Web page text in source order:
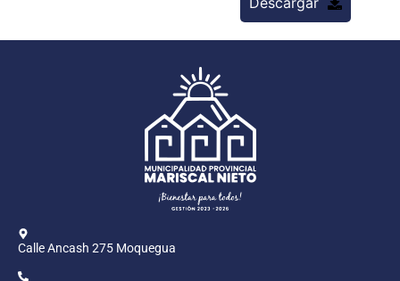
Calle Ancash 275 Moquegua